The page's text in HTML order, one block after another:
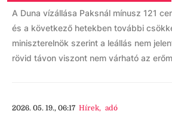
A Duna vízállása Paksnál mínusz 121
és a következő hetekben további
miniszterelnök szerint a leállás nem
rövid távon viszont nem várható az
2026. 05. 19., 06:17 Hírek, adó